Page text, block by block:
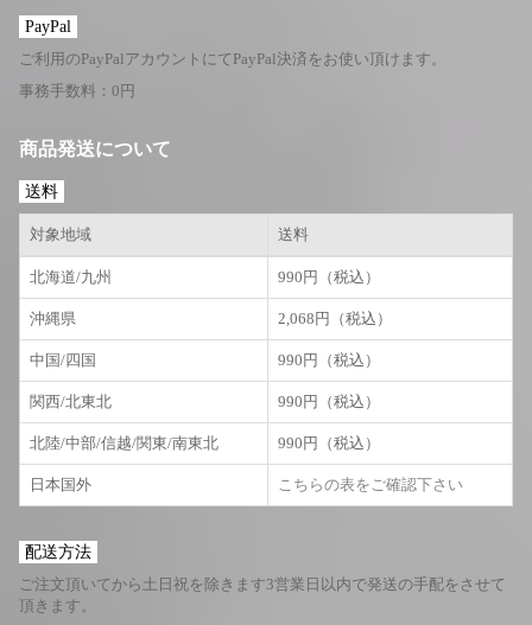
PayPal
ご利用のPayPalアカウントにてPayPal決済をお使い頂けます。
事務手数料：0円
商品発送について
送料
対象地域 送料
北海道/九州 990円（税込）
沖縄県 2,068円（税込）
中国/四国 990円（税込）
関西/北東北 990円（税込）
北陸/中部/信越/関東/南東北 990円（税込）
日本国外 こちらの表をご確認下さい
配送方法
ご注文頂いてから土日祝を除きます3営業日以内で発送の手配をさせて
頂きます。